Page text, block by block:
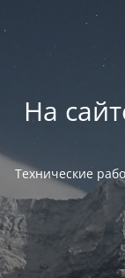
На
Технические